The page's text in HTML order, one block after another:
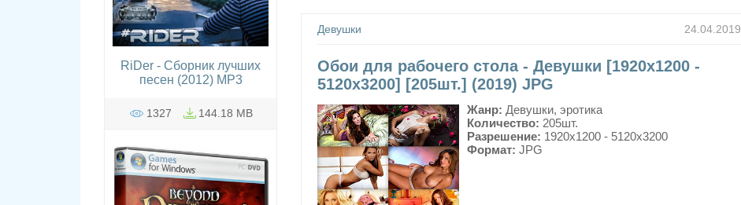
Девушки 24.04.2019
Обои для рабочего стола - Девушки [1920x1200 -
5120x3200] [205шт.] (2019) JPG
Жанр: Девушки, эротика
Количество: 205шт.
Разрешение: 1920x1200 - 5120x3200
Формат: JPG
RiDer - Сборник лучших
песен (2012) MP3
1327 144.18 MB